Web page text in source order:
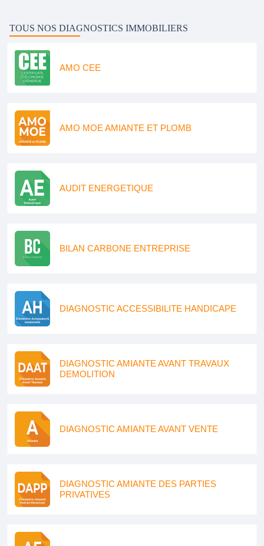
TOUS NOS DIAGNOSTICS IMMOBILIERS
AMO CEE
AMO MOE AMIANTE ET PLOMB
AUDIT ENERGETIQUE
BILAN CARBONE ENTREPRISE
DIAGNOSTIC ACCESSIBILITE HANDICAPE
DIAGNOSTIC AMIANTE AVANT TRAVAUX
DEMOLITION
DIAGNOSTIC AMIANTE AVANT VENTE
DIAGNOSTIC AMIANTE DES PARTIES
PRIVATIVES